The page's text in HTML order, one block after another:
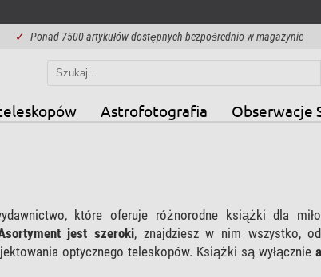
✓ Ponad 7500 artykułów dostępnych bezpośrednio w magazynie
Astrofotografia Obserwacje
które oferuje różnorodne książki dla
jest szeroki, znajdziesz w nim wszystko,
optycznego teleskopów. Książki są wyłącznie